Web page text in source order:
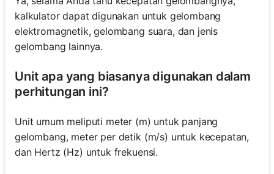
kalkulator dapat digunakan untuk gelombang
elektromagnetik, gelombang suara, dan jenis
gelombang lainnya.
Unit apa yang biasanya digunakan dalam
perhitungan ini?
Unit umum meliputi meter (m) untuk panjang
gelombang, meter per detik (m/s) untuk kecepatan,
dan Hertz (Hz) untuk frekuensi.